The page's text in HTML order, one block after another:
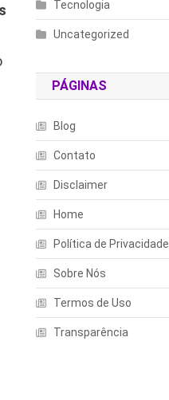
Tecnologia
Uncategorized
PÁGINAS
Blog
Contato
Disclaimer
Home
Política de Privacidade
Sobre Nós
Termos de Uso
Transparência